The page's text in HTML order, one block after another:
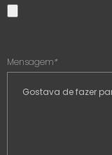
Mensagem*